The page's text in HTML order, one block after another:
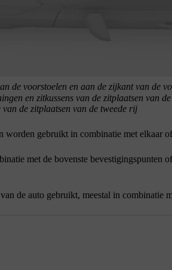
de voorstoelen en aan de zijkant van de
en zitkussens van de zitplaatsen van
de zitplaatsen van de tweede rij
gebruikt in combinatie met elkaar
met de bovenste bevestigingspunten
de auto gebruikt, meestal in combinatie